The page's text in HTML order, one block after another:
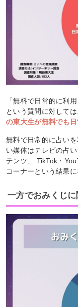
「無料で日常的に利
という質問に対して
の東大生が無料でも
無料で日常的に占い
い媒体はテレビの占
テンツ、 TikTok・
コーナーという結果に
一方でおみくじ